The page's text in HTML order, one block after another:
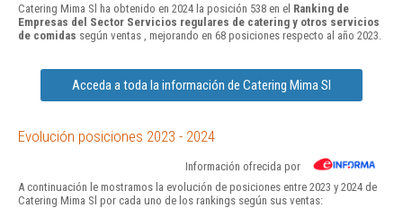
Catering Mima Sl ha obtenido en 2024 la posición 538 en el Ranking de
Empresas del Sector Servicios regulares de catering y otros servicios
de comidas según ventas , mejorando en 68 posiciones respecto al año 2023.
Acceda a toda la información de Catering Mima Sl
Evolución posiciones 2023 - 2024
Información ofrecida por
A continuación le mostramos la evolución de posiciones entre 2023 y 2024 de
Catering Mima Sl por cada uno de los rankings según sus ventas: